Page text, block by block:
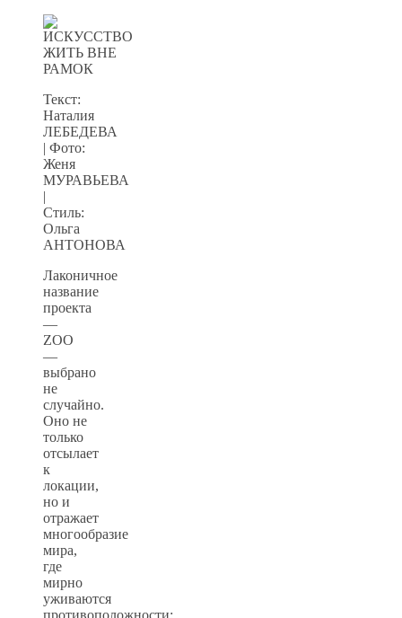
Текст:
Наталия
ЛЕБЕДЕВА
| Фото:
Женя
МУРАВЬЕВА
|
Стиль:
Ольга
АНТОНОВА
Лаконичное
название
проекта
—
ZOO
—
выбрано
не
случайно.
Оно не
только
отсылает
к
локации,
но и
отражает
многообразие
мира,
где
мирно
уживаются
противоположности: